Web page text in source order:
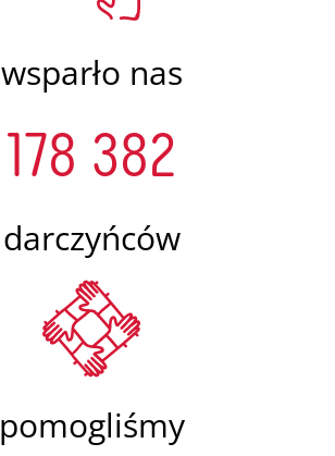
wsparło nas
178 382
darczyńców
pomogliśmy